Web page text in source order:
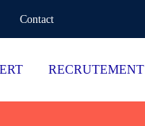
Contact
RECRUTEMENT